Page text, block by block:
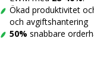
Ökad produktivitet
och avgiftshantering
50% snabbare